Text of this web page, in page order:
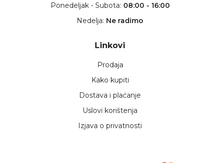
Ponedeljak - Subota: 08:00 - 16:00
Nedelja: Ne radimo
Linkovi
Prodaja
Kako kupiti
Dostava i plaćanje
Uslovi korištenja
Izjava o privatnosti